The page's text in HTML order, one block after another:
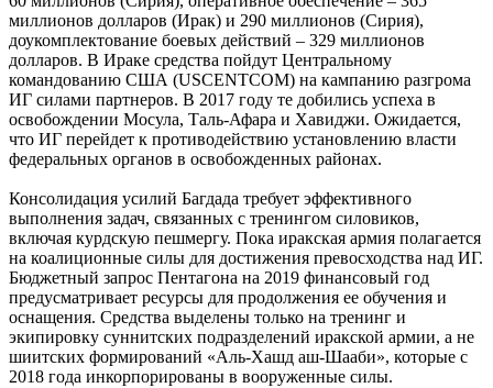
миллионов долларов (Ирак) и 290 миллионов (Сирия),
доукомплектование боевых действий – 329 миллионов
долларов. В Ираке средства пойдут Центральному
командованию США (USCENTCOM) на кампанию разгрома
ИГ силами партнеров. В 2017 году те добились успеха в
освобождении Мосула, Таль-Афара и Хавиджи. Ожидается,
что ИГ перейдет к противодействию установлению власти
федеральных органов в освобожденных районах.
Консолидация усилий Багдада требует эффективного
выполнения задач, связанных с тренингом силовиков,
включая курдскую пешмергу. Пока иракская армия полагается
на коалиционные силы для достижения превосходства над ИГ.
Бюджетный запрос Пентагона на 2019 финансовый год
предусматривает ресурсы для продолжения ее обучения и
оснащения. Средства выделены только на тренинг и
экипировку суннитских подразделений иракской армии, а не
шиитских формирований «Аль-Хашд аш-Шааби», которые с
2018 года инкорпорированы в вооруженные силы.